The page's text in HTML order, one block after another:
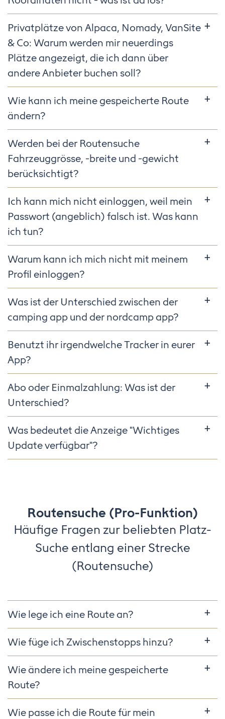
Privatplätze von Alpaca, Nomady, VanSite
& Co: Warum werden mir neuerdings
Plätze angezeigt, die ich dann über
andere Anbieter buchen soll?
Wie kann ich meine gespeicherte Route
ändern?
Werden bei der Routensuche
Fahrzeuggrösse, -breite und -gewicht
berücksichtigt?
Ich kann mich nicht einloggen, weil mein
Passwort (angeblich) falsch ist. Was kann
ich tun?
Warum kann ich mich nicht mit meinem
Profil einloggen?
Was ist der Unterschied zwischen der
camping app und der nordcamp app?
Benutzt ihr irgendwelche Tracker in eurer
App?
Abo oder Einmalzahlung: Was ist der
Unterschied?
Was bedeutet die Anzeige "Wichtiges
Update verfügbar"?
Routensuche (Pro-Funktion)
Häufige Fragen zur beliebten Platz-
Suche entlang einer Strecke
(Routensuche)
Wie lege ich eine Route an?
Wie füge ich Zwischenstopps hinzu?
Wie ändere ich meine gespeicherte
Route?
Wie passe ich die Route für mein